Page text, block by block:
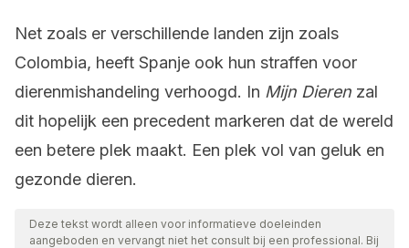
Net zoals er verschillende landen zijn zoals
Colombia, heeft Spanje ook hun straffen voor
dierenmishandeling verhoogd. In Mijn Dieren zal
dit hopelijk een precedent markeren dat de wereld
een betere plek maakt. Een plek vol van geluk en
gezonde dieren.
Deze tekst wordt alleen voor informatieve doeleinden
aangeboden en vervangt niet het consult bij een professional. Bij